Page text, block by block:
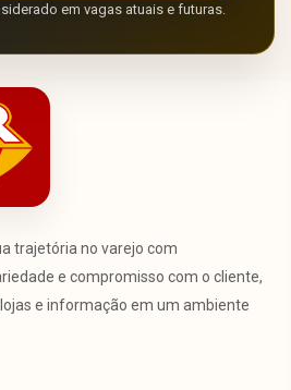
em vagas atuais e futuras.
trajetória no varejo com
e compromisso com o cliente,
e informação em um ambiente